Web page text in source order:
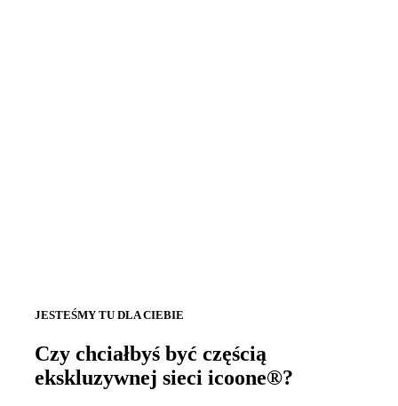
JESTEŚMY TU DLA CIEBIE
Czy chciałbyś być częścią
ekskluzywnej sieci icoone®?